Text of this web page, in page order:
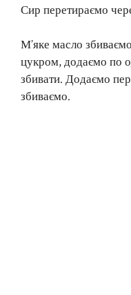
Сир перетираємо
М’яке масло
цукром, додаємо по
збивати. Додаємо
збиваємо.